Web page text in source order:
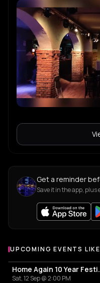
Get a reminder
Save it in the app, plus
UPCOMING EVENTS
Home
Sat, 12 Sep @ 2:00 PM